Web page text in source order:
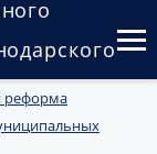
реформа